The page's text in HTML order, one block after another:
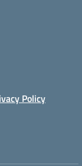
Policy